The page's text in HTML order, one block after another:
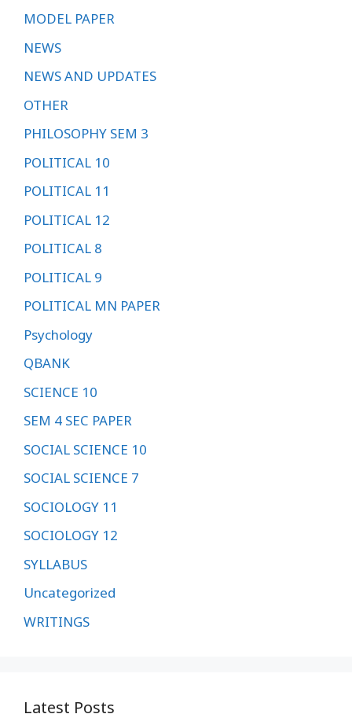
MODEL PAPER
NEWS
NEWS AND UPDATES
OTHER
PHILOSOPHY SEM 3
POLITICAL 10
POLITICAL 11
POLITICAL 12
POLITICAL 8
POLITICAL 9
POLITICAL MN PAPER
Psychology
QBANK
SCIENCE 10
SEM 4 SEC PAPER
SOCIAL SCIENCE 10
SOCIAL SCIENCE 7
SOCIOLOGY 11
SOCIOLOGY 12
SYLLABUS
Uncategorized
WRITINGS
Latest Posts